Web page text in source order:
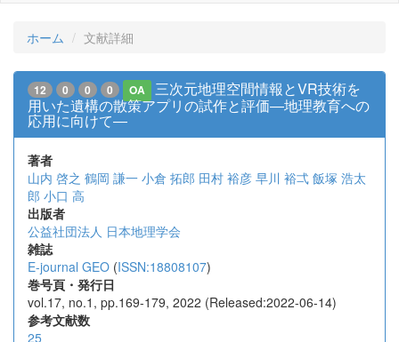
ホーム 文献詳細
12 0 0 0 OA
三次元地理空間情報とVR技術を
用いた遺構の散策アプリの試作と評価―地理教育への
応用に向けて―
著者
山内 啓之 鶴岡 謙一 小倉 拓郎 田村 裕彦 早川 裕弌 飯塚 浩太
郎 小口 高
出版者
公益社団法人 日本地理学会
雑誌
E-journal GEO (ISSN:18808107)
巻号頁・発行日
vol.17, no.1, pp.169-179, 2022 (Released:2022-06-14)
参考文献数
25